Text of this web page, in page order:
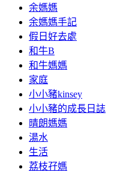
余媽媽
余媽媽手記
假日好去處
和牛B
和牛媽媽
家庭
小小豬kinsey
小小豬的成長日誌
晴朗媽媽
湯水
生活
荔枝孖媽